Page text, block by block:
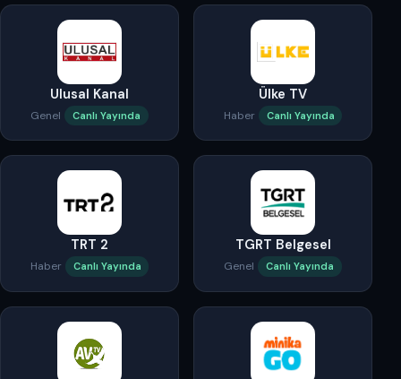
Ulusal Kanal
Genel Canlı Yayında
Ülke TV
Haber Canlı Yayında
TRT 2
Haber Canlı Yayında
TGRT Belgesel
Genel Canlı Yayında